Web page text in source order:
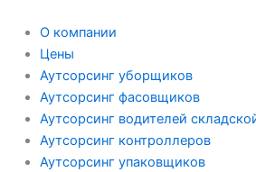
О компании
Цены
Аутсорсинг уборщиков
Аутсорсинг фасовщиков
Аутсорсинг водителей
Аутсорсинг контроллеров
Аутсорсинг упаковщиков